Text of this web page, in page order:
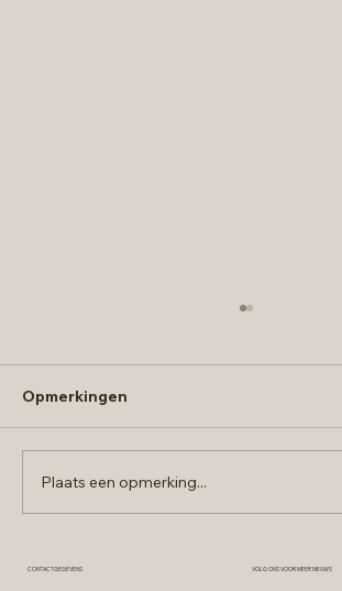
Ruby kaas: Europees goud
Opmerkingen
Plaats een opmerking...
CONTACTGEGEVENS VOLG ONS VOOR MEER NIEUWS